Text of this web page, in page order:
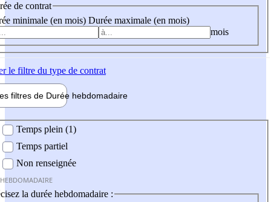
de contrat
minimale (en mois) Durée maximale (en mois)
mois
le filtre du type de contrat
filtres de Durée hebdomadaire
Temps plein (1)
Temps partiel
Non renseignée
la durée hebdomadaire :